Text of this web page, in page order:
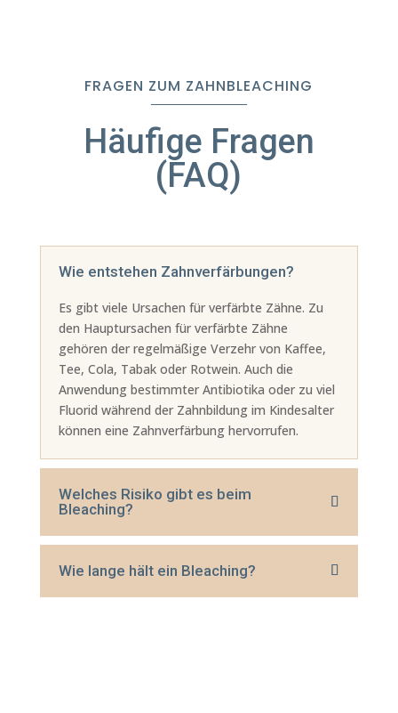
FRAGEN ZUM ZAHNBLEACHING
Häufige Fragen
(FAQ)
Wie entstehen Zahnverfärbungen?
Es gibt viele Ursachen für verfärbte Zähne. Zu
den Hauptursachen für verfärbte Zähne
gehören der regelmäßige Verzehr von Kaffee,
Tee, Cola, Tabak oder Rotwein. Auch die
Anwendung bestimmter Antibiotika oder zu viel
Fluorid während der Zahnbildung im Kindesalter
können eine Zahnverfärbung hervorrufen.
Welches Risiko gibt es beim
Bleaching?
Wie lange hält ein Bleaching?